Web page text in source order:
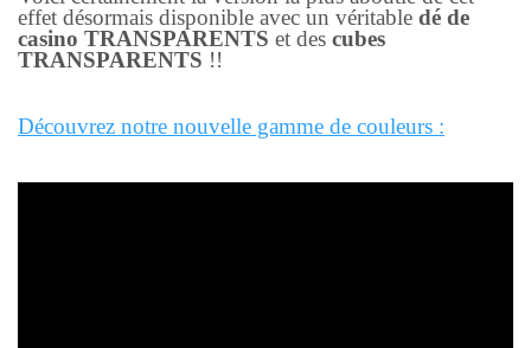
effet désormais disponible avec un véritable dé de
casino TRANSPARENTS et des cubes
TRANSPARENTS !!
Découvrez notre nouvelle gamme de couleurs :